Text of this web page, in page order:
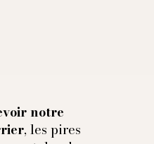
notre
, les pires